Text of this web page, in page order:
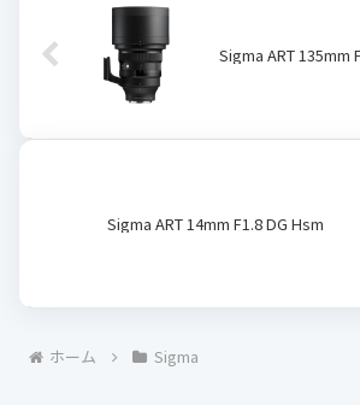
Sigma ART 135mm
Sigma ART 14mm F1.8 DG Hsm
ホーム Sigma